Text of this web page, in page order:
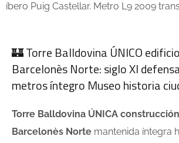
íbero Puig Castellar. Metro L9 2009
🏰 Torre Balldovina ÚNICO
Barcelonès Norte: siglo XI
metros íntegro Museo historia
Torre Balldovina ÚNICA
Barcelonès Norte mantenida íntegra